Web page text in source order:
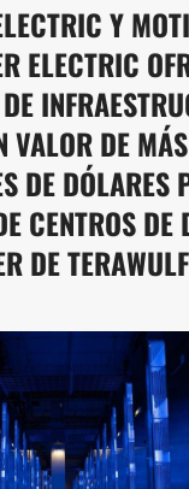
Y
ELECTRIC
VALOR DE
DE DÓLARES
CENTROS DE
DE TERAWULF